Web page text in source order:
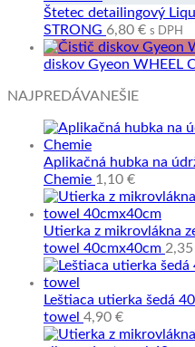
Štetec detailingový
STRONG 6,80 € s DPH
diskov Gyeon WHEEL
NAJPREDÁVANEŠIE
Aplikačná hubka na
Chemie 1,10 €
Utierka z mikrovlákna
towel 40cmx40cm 2,35
Leštiaca utierka šedá
towel 4,90 €